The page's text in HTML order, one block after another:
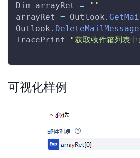
Dim arrayRet =
""
arrayRet = Outlook .
Outlook . DeleteMailMessage
TracePrint
"获取收件箱列表
可视化样例